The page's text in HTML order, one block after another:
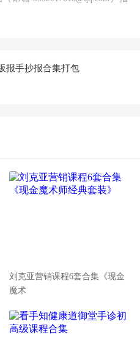
报手抄报合集打包
刘克亚营销课程6套合集《现金
魔术